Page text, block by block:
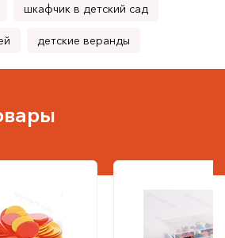
шкафчик в детский сад
детские веранды